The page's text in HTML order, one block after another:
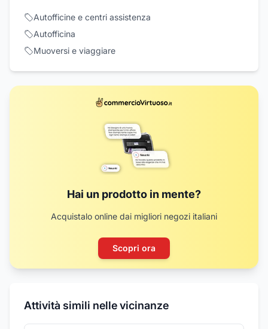
Autofficine e centri assistenza
Autofficina
Muoversi e viaggiare
Hai un prodotto in mente?
Acquistalo online dai migliori negozi italiani
Scopri ora
Attività simili nelle vicinanze